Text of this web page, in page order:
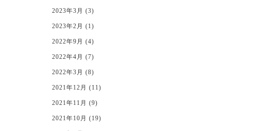
2023年3月 (3)
2023年2月 (1)
2022年9月 (4)
2022年4月 (7)
2022年3月 (8)
2021年12月 (11)
2021年11月 (9)
2021年10月 (19)